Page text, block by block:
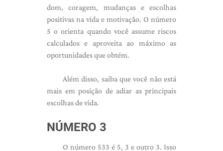
dom, coragem, mudanças e escolhas
positivas na vida e motivação. O número
5 o orienta quando você assume riscos
calculados e aproveita ao máximo as
oportunidades que obtém.
Além disso, saiba que você não está
mais em posição de adiar as principais
escolhas de vida.
NÚMERO 3
O número 533 é 5, 3 e outro 3. Isso